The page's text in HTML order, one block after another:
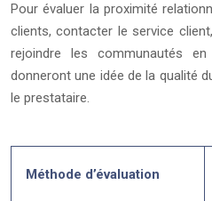
Pour évaluer la proximité
clients, contacter le service
rejoindre les communautés
donneront une idée de la qualité
le prestataire.
Méthode d’évaluation